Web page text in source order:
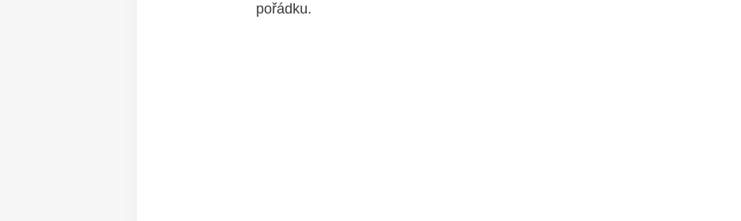
pořádku.